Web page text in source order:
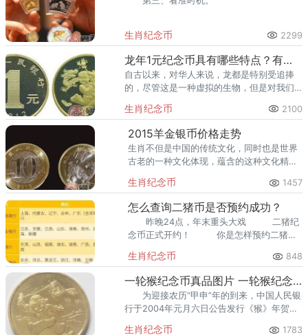
生肖纪念币 2299
龙年1元纪念币具有哪些特点？有没有收藏价值？
自古以来，对华人来说，龙都是特别受追捧
的，尽管这是一种虚拟的生物，但是对我们
此，以龙为题材的收藏纪念币同样深受众多
收藏者的青睐。
生肖纪念币 2100
2015羊金银币价格走势
生肖不但是中国的传统文化，同时也是世界
古老的一种文化体现，蕴含的这种文化精
来越多的生肖饰品，包括金银币，成为众多
藏友愿意收藏的一种类型。
生肖纪念币 1457
怎么查询二猪币是否预约成功？
昨晚24点，年末重头大戏 二猪纪
念币正式开约！ 你是怎样预约二猪纪
生肖纪念币 848
一轮猴纪念币真品图片 一轮猴纪念币最新价格
为迎接农历“甲申”年的到来，中国人民银
行于2004年元月六日公告发行《猴》年贺岁
生肖纪念币 1783